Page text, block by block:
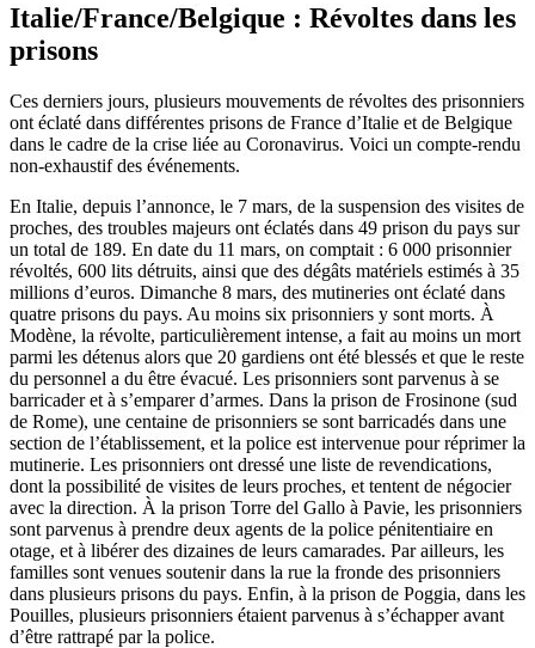
Italie/France/Belgique : Révoltes dans les
prisons
Ces derniers jours, plusieurs mouvements de révoltes des prisonniers
ont éclaté dans différentes prisons de France d’Italie et de Belgique
dans le cadre de la crise liée au Coronavirus. Voici un compte-rendu
non-exhaustif des événements.
En Italie, depuis l’annonce, le 7 mars, de la suspension des visites de
proches, des troubles majeurs ont éclatés dans 49 prison du pays sur
un total de 189. En date du 11 mars, on comptait : 6 000 prisonnier
révoltés, 600 lits détruits, ainsi que des dégâts matériels estimés à 35
millions d’euros. Dimanche 8 mars, des mutineries ont éclaté dans
quatre prisons du pays. Au moins six prisonniers y sont morts. À
Modène, la révolte, particulièrement intense, a fait au moins un mort
parmi les détenus alors que 20 gardiens ont été blessés et que le reste
du personnel a du être évacué. Les prisonniers sont parvenus à se
barricader et à s’emparer d’armes. Dans la prison de Frosinone (sud
de Rome), une centaine de prisonniers se sont barricadés dans une
section de l’établissement, et la police est intervenue pour réprimer la
mutinerie. Les prisonniers ont dressé une liste de revendications,
dont la possibilité de visites de leurs proches, et tentent de négocier
avec la direction. À la prison Torre del Gallo à Pavie, les prisonniers
sont parvenus à prendre deux agents de la police pénitentiaire en
otage, et à libérer des dizaines de leurs camarades. Par ailleurs, les
familles sont venues soutenir dans la rue la fronde des prisonniers
dans plusieurs prisons du pays. Enfin, à la prison de Poggia, dans les
Pouilles, plusieurs prisonniers étaient parvenus à s’échapper avant
d’être rattrapé par la police.